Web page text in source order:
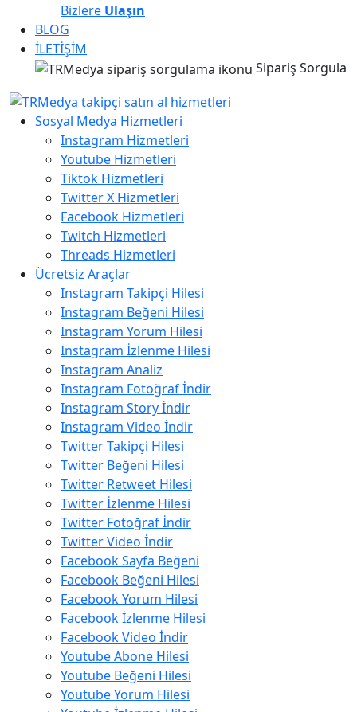
Bizlere Ulaşın
BLOG
İLETİŞİM
Sipariş Sorgula
Sosyal Medya Hizmetleri
Instagram Hizmetleri
Youtube Hizmetleri
Tiktok Hizmetleri
Twitter X Hizmetleri
Facebook Hizmetleri
Twitch Hizmetleri
Threads Hizmetleri
Ücretsiz Araçlar
Instagram Takipçi Hilesi
Instagram Beğeni Hilesi
Instagram Yorum Hilesi
Instagram İzlenme Hilesi
Instagram Analiz
Instagram Fotoğraf İndir
Instagram Story İndir
Instagram Video İndir
Twitter Takipçi Hilesi
Twitter Beğeni Hilesi
Twitter Retweet Hilesi
Twitter İzlenme Hilesi
Twitter Fotoğraf İndir
Twitter Video İndir
Facebook Sayfa Beğeni
Facebook Beğeni Hilesi
Facebook Yorum Hilesi
Facebook İzlenme Hilesi
Facebook Video İndir
Youtube Abone Hilesi
Youtube Beğeni Hilesi
Youtube Yorum Hilesi